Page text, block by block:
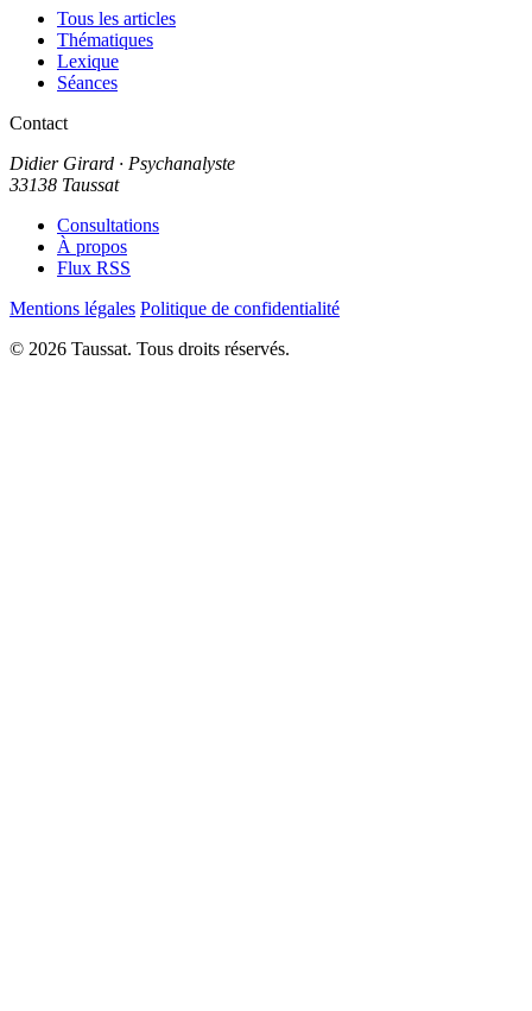
Tous les articles
Thématiques
Lexique
Séances
Contact
Didier Girard · Psychanalyste
33138 Taussat
Consultations
À propos
Flux RSS
Mentions légales Politique de confidentialité
© 2026 Taussat. Tous droits réservés.